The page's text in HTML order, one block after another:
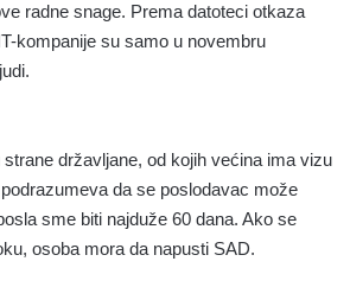
radne snage. Prema datoteci otkaza
kompanije su samo u novembru
državljane, od kojih većina ima vizu
da se poslodavac može
sme biti najduže 60 dana. Ako se
osoba mora da napusti SAD.